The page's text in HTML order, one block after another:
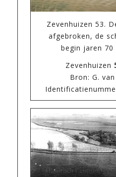
Zevenhuizen 53.
afgebroken, de
begin jaren
Zevenhuizen
Bron: G.